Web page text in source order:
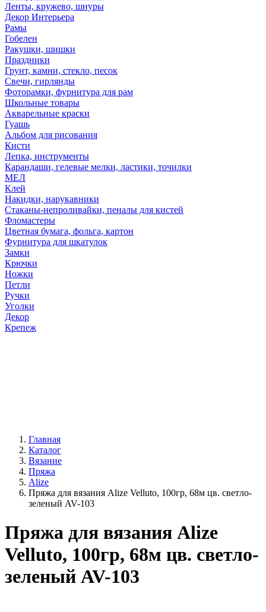
Ленты, кружево, шнуры
Декор Интерьера
Рамы
Гобелен
Ракушки, шишки
Праздники
Грунт, камни, стекло, песок
Свечи, гирлянды
Фоторамки, фурнитура для рам
Школьные товары
Акварельные краски
Гуашь
Альбом для рисования
Кисти
Лепка, инструменты
Карандаши, гелевые мелки, ластики, точилки
МЕЛ
Клей
Накидки, нарукавники
Стаканы-непроливайки, пеналы для кистей
Фломастеры
Цветная бумага, фольга, картон
Фурнитура для шкатулок
Замки
Крючки
Ножки
Петли
Ручки
Уголки
Декор
Крепеж
Главная
Каталог
Вязание
Пряжа
Alize
Пряжа для вязания Alize Velluto, 100гр, 68м цв. светло-
зеленый AV-103
Пряжа для вязания Alize
Velluto, 100гр, 68м цв. светло-
зеленый AV-103